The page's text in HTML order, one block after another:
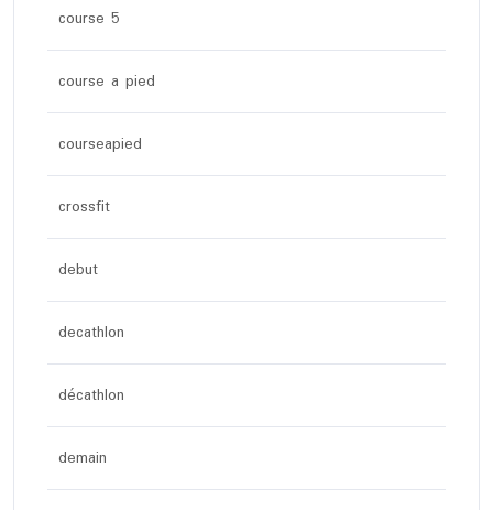
course 5
course a pied
courseapied
crossfit
debut
decathlon
décathlon
demain